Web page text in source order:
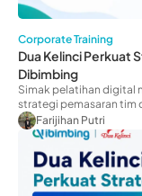
Corporate Training
Dua Kelinci Perkuat
Dibimbing
Simak pelatihan digital
strategi pemasaran tim
Farijihan Putri